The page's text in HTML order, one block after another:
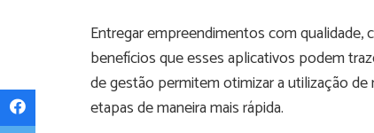
Entregar empreendimentos com
benefícios que esses aplicativos podem
de gestão permitem otimizar a utilização
etapas de maneira mais rápida.